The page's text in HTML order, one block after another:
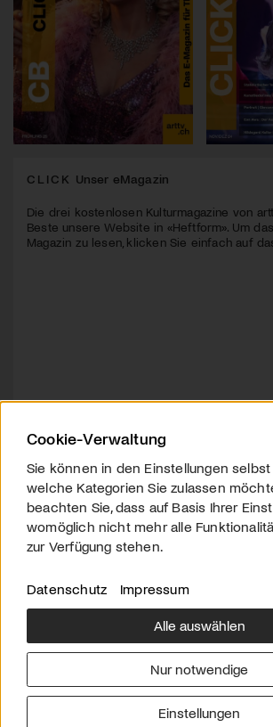
CLICK Unser eMagazin
Die drei kostenlosen Kulturmagazine von
Beste unsere Website in «Heftform». Um
Magazin zu lesen, klicken Sie einfach auf
Über uns
Downloads
Werben
Cookie-Verwaltung
Sie können in den Einstellungen
welche Kategorien Sie zulassen
beachten Sie, dass auf Basis Ihrer
womöglich nicht mehr alle
zur Verfügung stehen.
Datenschutz Impressum
Alle auswählen
Nur notwendige
Einstellungen